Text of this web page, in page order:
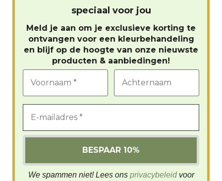
speciaal voor jou
Meld je aan om je exclusieve korting te
ontvangen voor een kleurbehandeling
en blijf op de hoogte van onze nieuwste
producten & aanbiedingen!
We spammen niet! Lees ons privacybeleidvoor